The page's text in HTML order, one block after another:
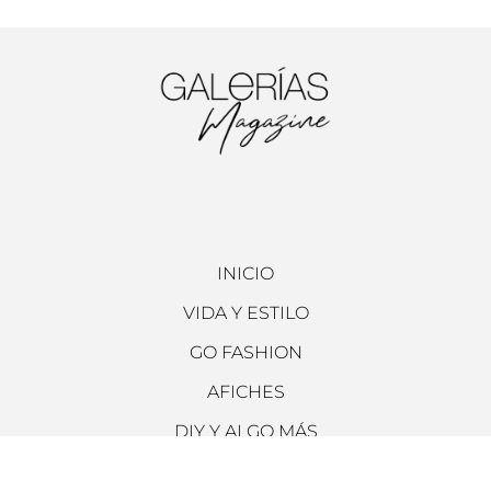
INICIO
VIDA Y ESTILO
GO FASHION
AFICHES
DIY Y ALGO MÁS